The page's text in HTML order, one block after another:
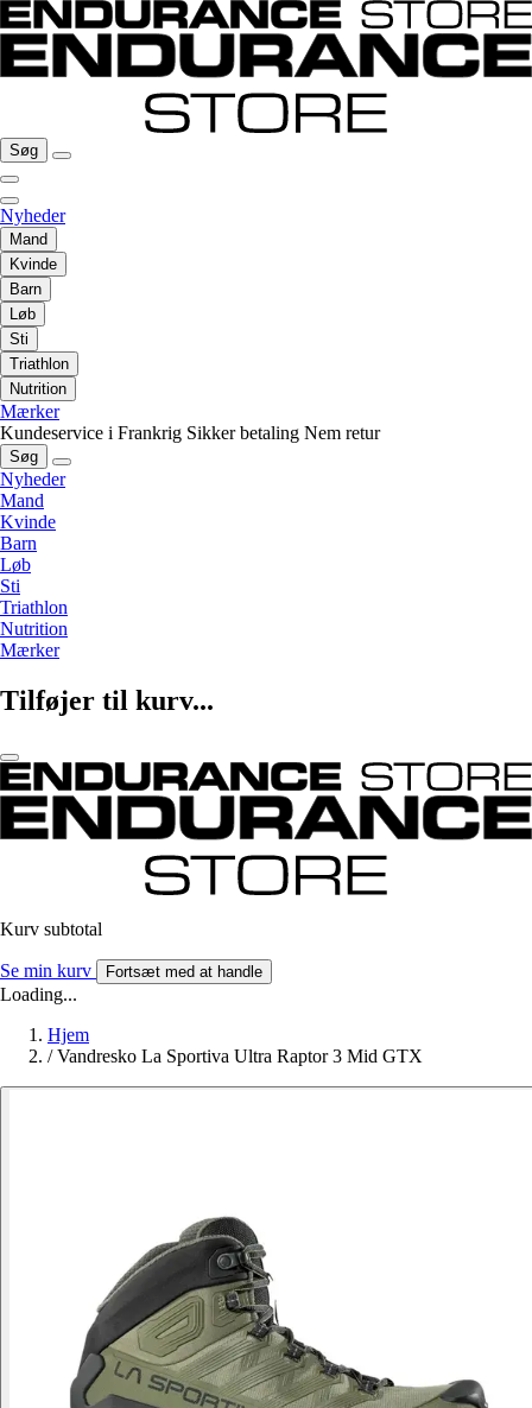
Søg
Nyheder
Mand
Kvinde
Barn
Løb
Sti
Triathlon
Nutrition
Mærker
Kundeservice i Frankrig Sikker betaling Nem retur
Søg
Nyheder
Mand
Kvinde
Barn
Løb
Sti
Triathlon
Nutrition
Mærker
Tilføjer til kurv...
Kurv subtotal
Se min kurv Fortsæt med at handle
Loading...
Hjem
/ Vandresko La Sportiva Ultra Raptor 3 Mid GTX